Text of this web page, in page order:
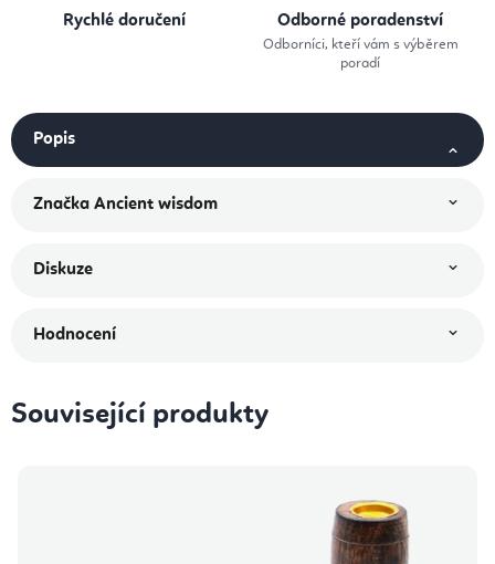
Rychlé doručení Odborné poradenství
Odborníci, kteří vám s výběrem
poradí
Popis
Značka Ancient wisdom
Diskuze
Hodnocení
Související produkty